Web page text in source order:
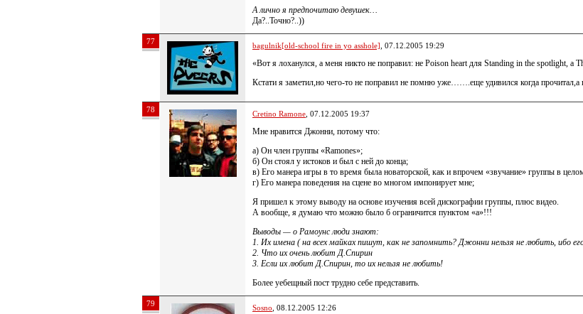
А лично я предпочитаю девушек…
Да?..Точно?..))
77 bagulnik[old-school fire in yo asshole] , 07.12.2005 19:29
«Вот я лоханулся, а меня никто не поправил: не Poison heart для Standing in the spotlight, а
Кстати я заметил,но чего-то не поправил не помню уже…….еще удивился когда прочитал,а
78 Cretino Ramone , 07.12.2005 19:37
Мне нравится Джонни, потому что:
а) Он член группы «Ramones»;
б) Он стоял у истоков и был с ней до конца;
в) Его манера игры в то время была новаторской, как и впрочем «звучание» группы в
г) Его манера поведения на сцене во многом импонирует мне;
Я пришел к этому выводу на основе изучения всей дискографии группы, плюс видео.
А вообще, я думаю что можно было б ограничится пунктом «а»!!!
Выводы — о Рамоунс люди знают:
1. Их имена ( на всех майках пишут, как не запомнить? Джонни нельзя не любить, ибо
2. Что их очень любит Д.Спирин
3. Если их любит Д.Спирин, то их нельзя не любить!
Более уебещный пост трудно себе представить.
79 Sosno , 08.12.2005 12:26